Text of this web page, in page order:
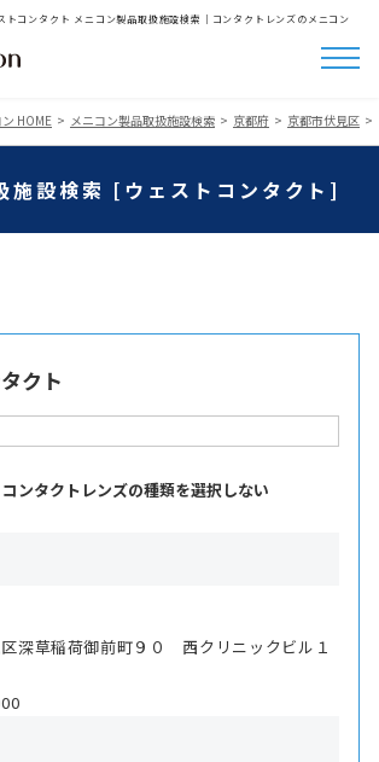
トコンタクト メニコン製品取扱施設検索│コンタクトレンズのメニコン
HOME メニコン製品取扱施設検索 京都府 京都市伏見区
施設検索 [ウェストコンタクト]
クト
コンタクトレンズの種類を選択しない
区深草稲荷御前町９０ 西クリニックビル１